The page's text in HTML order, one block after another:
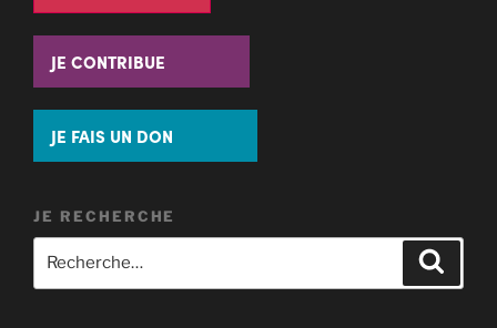
JE CONTRIBUE
JE FAIS UN DON
JE RECHERCHE